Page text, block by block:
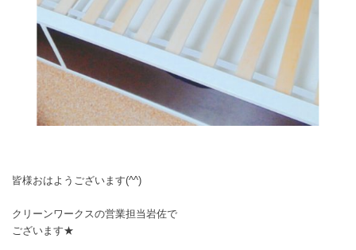
皆様おはようございます(^^)
クリーンワークスの営業担当岩佐で
ございます★